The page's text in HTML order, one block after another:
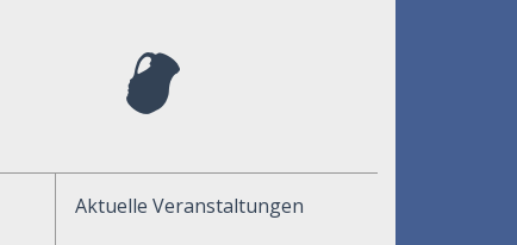
Aktuelle Veranstaltungen